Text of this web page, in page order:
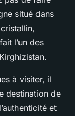
situé dans
l’un des
à visiter, il
destination de
et